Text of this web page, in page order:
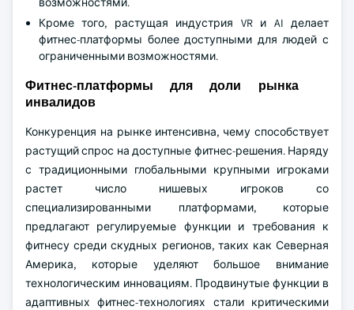
Кроме того, растущая индустрия VR и AI делает
фитнес-платформы более доступными для людей с
ограниченными возможностями.
Фитнес-платформы для доли рынка
инвалидов
Конкуренция на рынке интенсивна, чему способствует
растущий спрос на доступные фитнес-решения. Наряду
с традиционными глобальными крупными игроками
растет число нишевых игроков со
специализированными платформами, которые
предлагают регулируемые функции и требования к
фитнесу среди скудных регионов, таких как Северная
Америка, которые уделяют большое внимание
технологическим инновациям. Продвинутые функции в
адаптивных фитнес-технологиях стали критическими